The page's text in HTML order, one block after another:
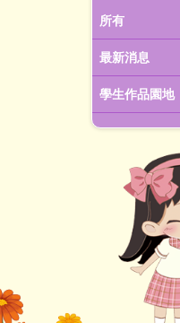
所有
最新消息
學生作品園地